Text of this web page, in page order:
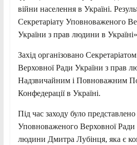
війни населення в Україні.
Секретаріату Уповноваженого
України з прав людини в
Захід організовано
Верховної Ради України з прав
Надзвичайним і Повноважним
Конфедерації в Україні.
Під час заходу було
Уповноваженого Верховної Ради
людини Дмитра Лубінця, яка є